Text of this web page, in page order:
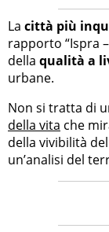
La città più
rapporto “Ispra
della qualità a
urbane.
Non si tratta di
della vita che
della vivibilità
un’analisi del